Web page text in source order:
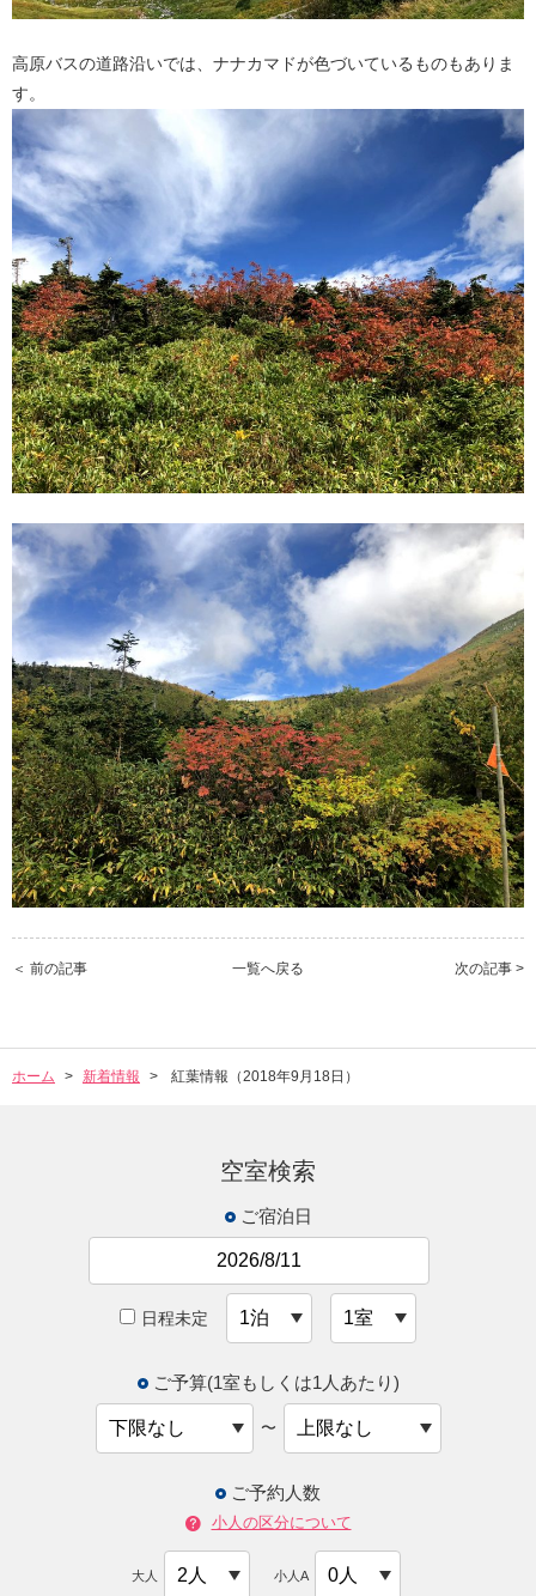
高原バスの道路沿いでは、ナナカマドが色づいているものもありま
す。
一覧へ戻る
＜ 前の記事 次の記事 >
ホーム 新着情報 紅葉情報（2018年9月18日）
空室検索
ご宿泊日
日程未定
ご予算(1室もしくは1人あたり)
〜
ご予約人数
小人の区分について
大人 小人A